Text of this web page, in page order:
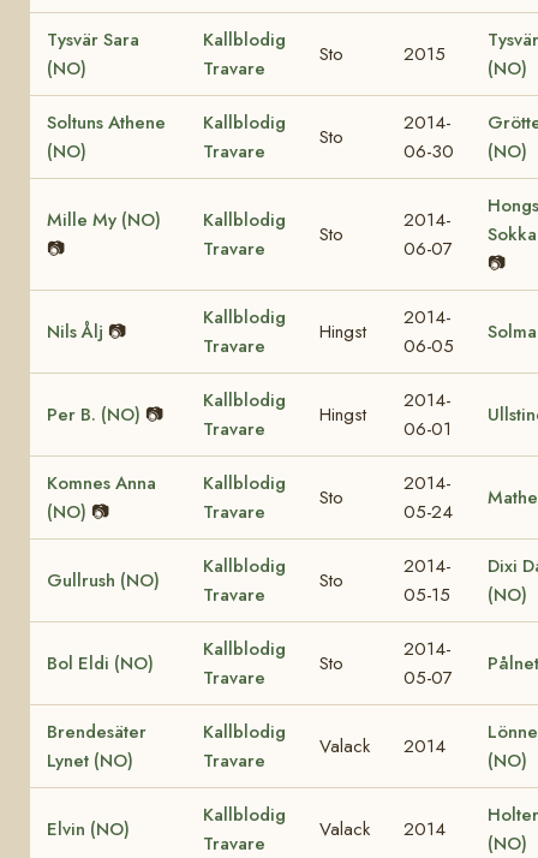
Tysvär Sara
(NO)
Kallblodig
Travare
Sto 2015
(NO)
Soltuns Athene
(NO)
Kallblodig
Travare
Sto
2014-
06-30
(NO)
Mille My (NO)
📷
Kallblodig
Travare
Sto
2014-
06-07
📷
Nils Ålj 📷
Kallblodig
Travare
Hingst
2014-
06-05
Per B. (NO) 📷
Kallblodig
Travare
Hingst
2014-
06-01
Komnes Anna
(NO) 📷
Kallblodig
Travare
Sto
2014-
05-24
Gullrush (NO)
Kallblodig
Travare
Sto
2014-
05-15
Dixi
(NO)
Bol Eldi (NO)
Kallblodig
Travare
Sto
2014-
05-07
Brendesäter
Lynet (NO)
Kallblodig
Travare
Valack 2014
(NO)
Elvin (NO)
Kallblodig
Travare
Valack 2014
(NO)